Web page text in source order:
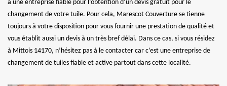
à une entreprise fiable pour l’obtention d’un devis gratuit pour le
changement de votre tuile. Pour cela, Marescot Couverture se tienne
toujours à votre disposition pour vous fournir une prestation de qualité et
vous établit aussi un devis à un très bref délai. Dans ce cas, si vous résidez
à Mittois 14170, n’hésitez pas à le contacter car c’est une entreprise de
changement de tuiles fiable et active partout dans cette localité.